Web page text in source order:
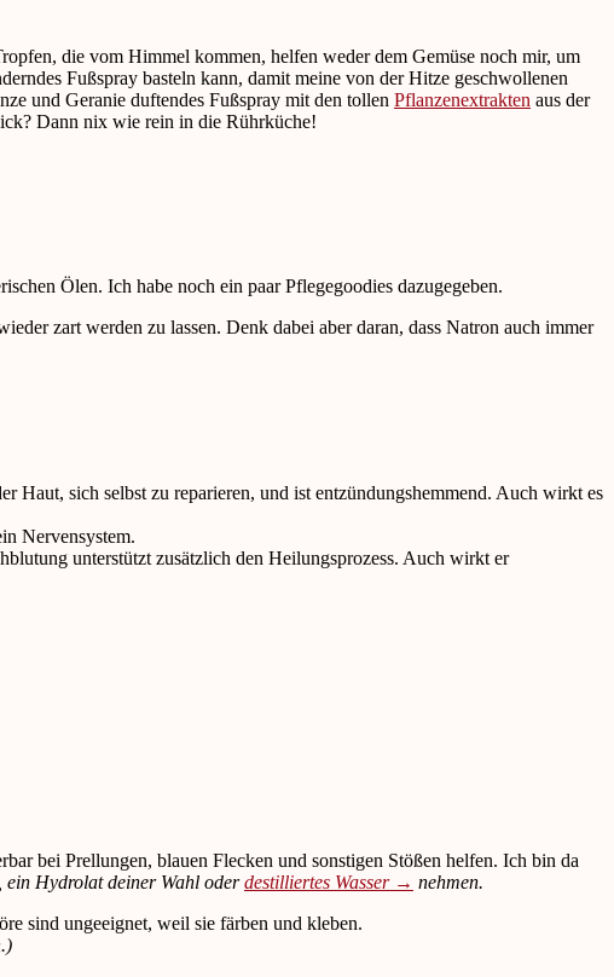
die vom Himmel kommen, helfen weder dem Gemüse noch mir, um
Fußspray basteln kann, damit meine von der Hitze geschwollenen
und Geranie duftendes Fußspray mit den tollen Pflanzenextrakten aus der
Dann nix wie rein in die Rührküche!
Ölen. Ich habe noch ein paar Pflegegoodies dazugegeben.
zart werden zu lassen. Denk dabei aber daran, dass Natron auch immer
sich selbst zu reparieren, und ist entzündungshemmend. Auch wirkt es
Nervensystem.
unterstützt zusätzlich den Heilungsprozess. Auch wirkt er
bei Prellungen, blauen Flecken und sonstigen Stößen helfen. Ich bin da
, ein Hydrolat deiner Wahl oderdestilliertes Wasser → nehmen.
sind ungeeignet, weil sie färben und kleben.